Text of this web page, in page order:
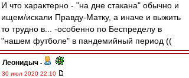
И что характерно - "на дне стакана" обычно и
ищем/искали Правду-Матку, а иначе и выжить
то трудно в... -особенно по Беспределу в
"нашем футболе" в пандемийный период ((
Леонидыч -
30 июл 2020 22:10